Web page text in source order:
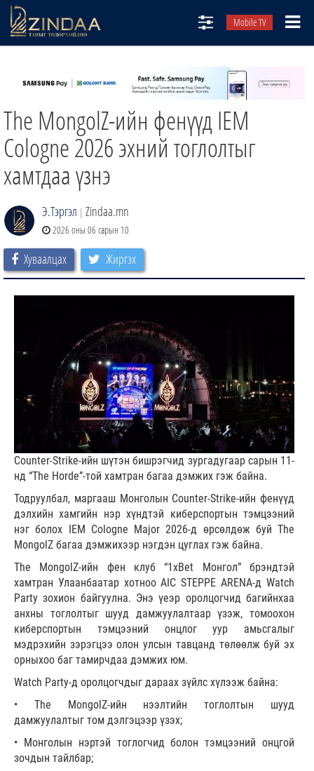
Mobile TV
ТВ8
ӨГЛӨӨНИЙ СОНИН
АУДИО ЗОХИОЛ
ЗИНДАА СЭТГҮҮЛ
The MongolZ-ийн фенүүд IEM
Cologne 2026 эхний тоглолтыг
хамтдаа үзнэ
Э.Тэргэл | Zindaa.mn
2026 оны 06 сарын 10
Хуваалцах Жиргэх
Counter-Strike-ийн шүтэн бишрэгчид зургадугаар сарын 11-
нд “The Horde”-той хамтран багаа дэмжих гэж байна.
Тодруулбал, маргааш Монголын Counter-Strike-ийн фенүүд
дэлхийн хамгийн нэр хүндтэй киберспортын тэмцээний
нэг болох IEM Cologne Major 2026-д өрсөлдөж буй The
MongolZ багаа дэмжихээр нэгдэн цуглах гэж байна.
The MongolZ-ийн фен клуб “1xBet Монгол” брэндтэй
хамтран Улаанбаатар хотноо AIC STEPPE ARENA-д Watch
Party зохион байгуулна. Энэ үеэр оролцогчид багийнхаа
анхны тоглолтыг шууд дамжуулалтаар үзэж, томоохон
киберспортын тэмцээний онцлог уур амьсгалыг
мэдрэхийн зэрэгцээ олон улсын тавцанд төлөөлж буй эх
орныхоо баг тамирчдаа дэмжих юм.
Watch Party-д оролцогчдыг дараах зүйлс хүлээж байна:
• The MongolZ-ийн нээлтийн тоглолтын шууд
дамжуулалтыг том дэлгэцээр үзэх;
• Монголын нэртэй тоглогчид болон тэмцээний онцгой
зочдын тайлбар;